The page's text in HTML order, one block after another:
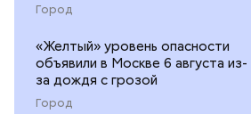
Город
«Желтый» уровень опасности
объявили в Москве 6 августа из-
за дождя с грозой
Город